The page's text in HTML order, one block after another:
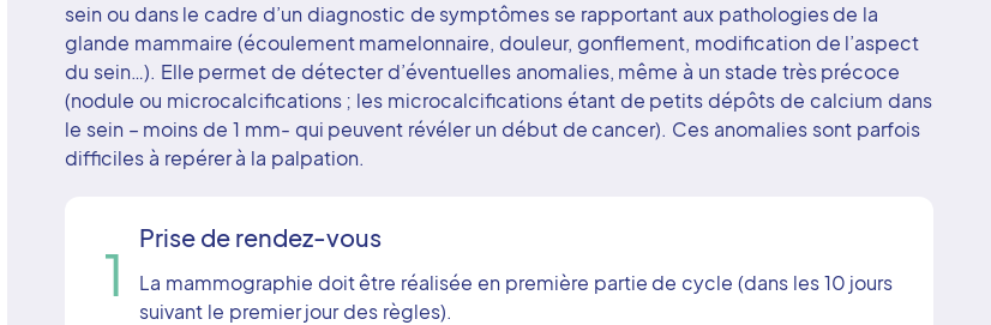
sein ou dans le cadre d’un diagnostic de symptômes se rapportant aux pathologies de la
glande mammaire (écoulement mamelonnaire, douleur, gonflement, modification de l’aspect
du sein…). Elle permet de détecter d’éventuelles anomalies, même à un stade très précoce
(nodule ou microcalcifications ; les microcalcifications étant de petits dépôts de calcium dans
le sein – moins de 1 mm- qui peuvent révéler un début de cancer). Ces anomalies sont parfois
difficiles à repérer à la palpation.
1 Prise de rendez-vous
La mammographie doit être réalisée en première partie de cycle (dans les 10 jours
suivant le premier jour des règles).